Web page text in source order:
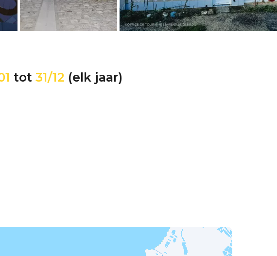
tot 31/12 (elk jaar)